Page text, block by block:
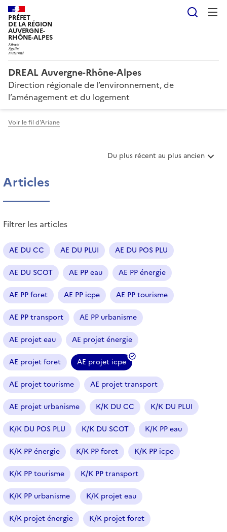
PRÉFET
DE LA RÉGION
AUVERGNE-
RHÔNE-ALPES
DREAL Auvergne-Rhône-Alpes
Direction régionale de l’environnement, de
l’aménagement et du logement
Voir le fil d'Ariane
T
t
i
c
e
s
Du plus récent au plus ancien
Articles
Filtrer les articles
AE DU CC AE DU PLUI AE DU POS PLU
AE DU SCOT AE PP eau AE PP énergie
AE PP foret AE PP icpe AE PP tourisme
AE PP transport AE PP urbanisme
AE projet eau AE projet énergie
AE projet foret AE projet icpe
(
f
i
l
t
r
e
s
é
l
e
c
t
i
AE projet tourisme AE projet transport
AE projet urbanisme K/K DU CC K/K DU PLUI
K/K DU POS PLU K/K DU SCOT K/K PP eau
K/K PP énergie K/K PP foret K/K PP icpe
K/K PP tourisme K/K PP transport
K/K PP urbanisme K/K projet eau
K/K projet énergie K/K projet foret